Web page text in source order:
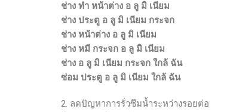
ช่าง ทํา หน้าต่าง อ ลู มิ เนียม
ช่าง ประตู อ ลู มิ เนียม กระจก
ช่าง หน้าต่าง อ ลู มิ เนียม
ช่าง หมี กระจก อ ลู มิ เนียม
ช่าง อ ลู มิ เนียม กระจก ใกล้ ฉัน
ซ่อม ประตู อ ลู มิ เนียม ใกล้ ฉัน
2. ลดปัญหาการรั่วซึมน้ำระหว่างรอยต่อ